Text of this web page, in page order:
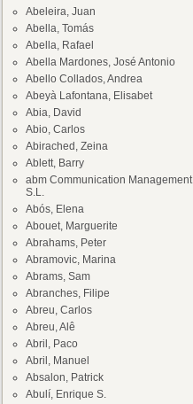
Abeleira, Juan
Abella, Tomás
Abella, Rafael
Abella Mardones, José Antonio
Abello Collados, Andrea
Abeyà Lafontana, Elisabet
Abia, David
Abio, Carlos
Abirached, Zeina
Ablett, Barry
abm Communication Management
S.L.
Abós, Elena
Abouet, Marguerite
Abrahams, Peter
Abramovic, Marina
Abrams, Sam
Abranches, Filipe
Abreu, Carlos
Abreu, Alê
Abril, Paco
Abril, Manuel
Absalon, Patrick
Abulí, Enrique S.